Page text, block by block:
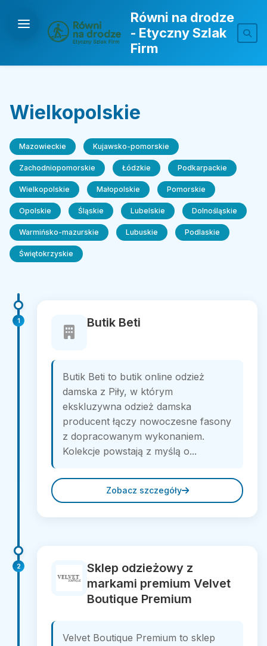
Równi na drodze
- Etyczny Szlak
Firm
Wielkopolskie
Mazowieckie Kujawsko-pomorskie
Zachodniopomorskie Łódzkie Podkarpackie
Wielkopolskie Małopolskie Pomorskie
Opolskie Śląskie Lubelskie Dolnośląskie
Warmińsko-mazurskie Lubuskie Podlaskie
Świętokrzyskie
1 Butik Beti
Butik Beti to butik online odzież
damska z Piły, w którym
ekskluzywna odzież damska
producent łączy nowoczesne fasony
z dopracowanym wykonaniem.
Kolekcje powstają z myślą o...
Zobacz szczegóły
2
Sklep odzieżowy z
markami premium Velvet
Boutique Premium
Velvet Boutique Premium to sklep